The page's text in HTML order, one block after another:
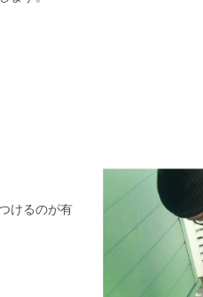
けるのが有